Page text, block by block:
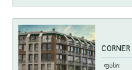
CORNER
ფასი: